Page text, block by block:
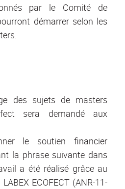
par le Comité de
démarrer selon les
des sujets de masters
sera demandé aux
le soutien financier
la phrase suivante dans
a été réalisé grâce au
ECOFECT (ANR-11-